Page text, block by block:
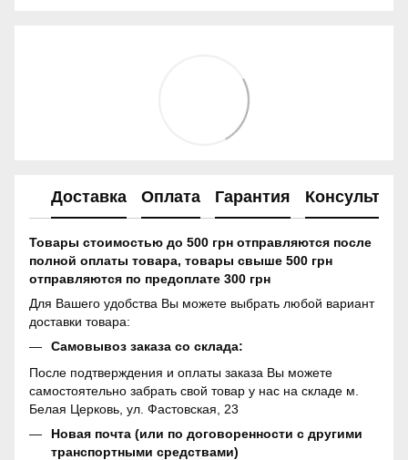
Доставка Оплата Гарантия
Товары стоимостью до 500 грн отправляются после
полной оплаты товара, товары свыше 500 грн
отправляются по предоплате 300 грн
Для Вашего удобства Вы можете выбрать любой вариант
доставки товара:
Самовывоз заказа со склада:
После подтверждения и оплаты заказа Вы можете
самостоятельно забрать свой товар у нас на складе м.
Белая Церковь, ул. Фастовская, 23
Новая почта (или по договоренности с другими
транспортными средствами)